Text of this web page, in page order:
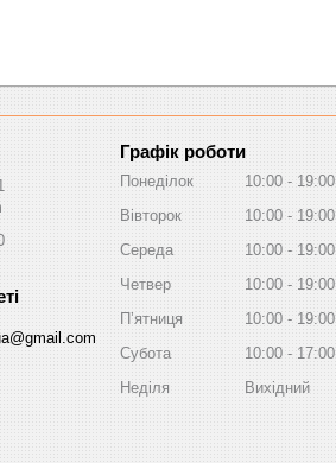
Графік роботи
Понеділок 10:00
19:00
Вівторок
10:00
19:00
Середа
10:00
19:00
Четвер
10:00
19:00
Пʼятниця
10:00
19:00
Субота
10:00
17:00
Неділя
Вихідний